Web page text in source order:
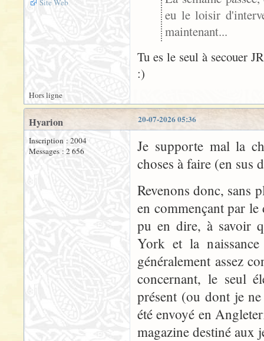
Site Web
eu le loisir
maintenant...
Tu es le seul à secouer
:)
Hors ligne
20-07-2026 05:36
Hyarion
Inscription : 2004
Messages : 2 656
Je supporte mal la
choses à faire (en sus
Revenons donc, sans
en commençant par
pu en dire, à savoir
York et la
généralement assez
concernant, le seul
présent (ou dont je
été envoyé en
magazine destiné aux